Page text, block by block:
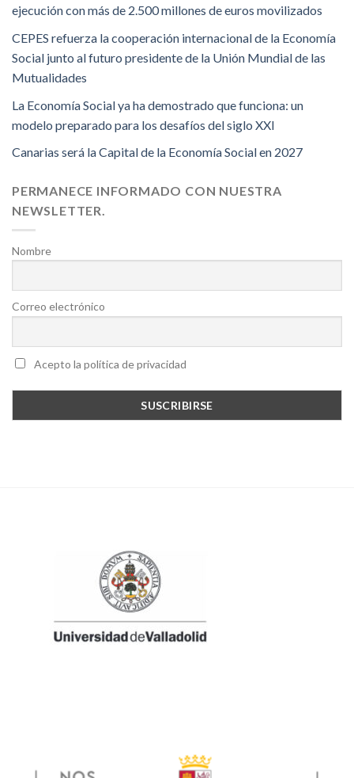
ejecución con más de 2.500 millones de euros movilizados
CEPES refuerza la cooperación internacional de la Economía
Social junto al futuro presidente de la Unión Mundial de las
Mutualidades
La Economía Social ya ha demostrado que funciona: un
modelo preparado para los desafíos del siglo XXI
Canarias será la Capital de la Economía Social en 2027
PERMANECE INFORMADO CON NUESTRA
NEWSLETTER.
Nombre
Correo electrónico
Acepto la política de privacidad